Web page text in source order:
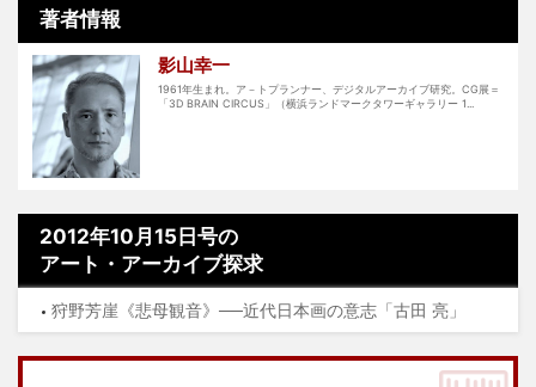
著者情報
影山幸一
1961年生まれ。ア－トプランナー、デジタルアーカイブ研究。CG展＝
「3D BRAIN CIRCUS」（横浜ランドマークタワーギャラリー 1...
2012年10月15日号の
アート・アーカイブ探求
狩野芳崖《悲母観音》──近代日本画の意志「古田 亮」